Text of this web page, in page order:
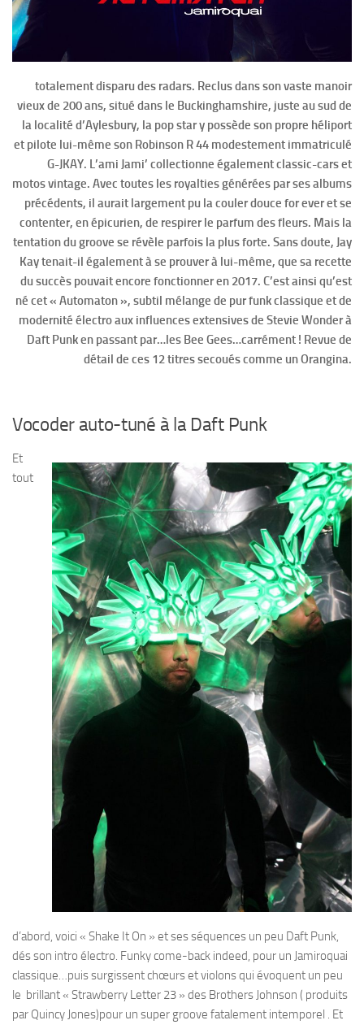
totalement disparu des radars. Reclus dans son vaste manoir
vieux de 200 ans, situé dans le Buckinghamshire, juste au sud de
la localité d’Aylesbury, la pop star y possède son propre héliport
et pilote lui-même son Robinson R 44 modestement immatriculé
G-JKAY. L’ami Jami’ collectionne également classic-cars et
motos vintage. Avec toutes les royalties générées par ses albums
précédents, il aurait largement pu la couler douce for ever et se
contenter, en épicurien, de respirer le parfum des fleurs. Mais la
tentation du groove se révèle parfois la plus forte. Sans doute, Jay
Kay tenait-il également à se prouver à lui-même, que sa recette
du succès pouvait encore fonctionner en 2017. C’est ainsi qu’est
né cet « Automaton », subtil mélange de pur funk classique et de
modernité électro aux influences extensives de Stevie Wonder à
Daft Punk en passant par…les Bee Gees…carrément ! Revue de
détail de ces 12 titres secoués comme un Orangina.
Vocoder auto-tuné à la Daft Punk
Et
tout
d’abord, voici « Shake It On » et ses séquences un peu Daft Punk,
dés son intro électro. Funky come-back indeed, pour un Jamiroquai
classique…puis surgissent chœurs et violons qui évoquent un peu
le brillant « Strawberry Letter 23 » des Brothers Johnson ( produits
par Quincy Jones)pour un super groove fatalement intemporel . Et